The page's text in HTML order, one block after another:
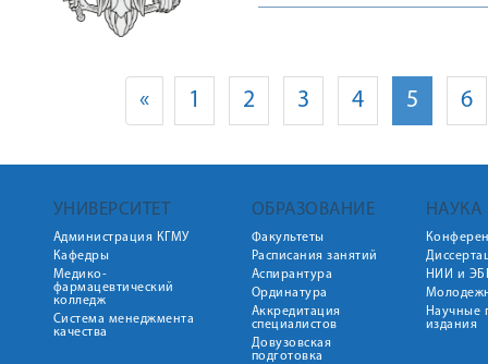
« 1 2 3 4 5 6
УНИВЕРСИТЕТ
Администрация КГМУ
Кафедры
Медико-
фармацевтический
колледж
Система менеджмента
качества
ОБРАЗОВАНИЕ
Факультеты
Расписания занятий
Аспирантура
Ординатура
Аккредитация
специалистов
Довузовская
подготовка
НАУКА
НИИ и
Научные
издания